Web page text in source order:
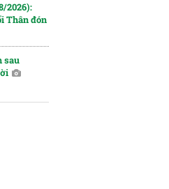
2026):
Thân đón
sau